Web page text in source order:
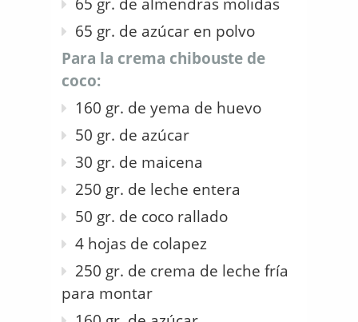
65 gr. de azúcar en polvo
Para la crema chibouste de
coco:
160 gr. de yema de huevo
50 gr. de azúcar
30 gr. de maicena
250 gr. de leche entera
50 gr. de coco rallado
4 hojas de colapez
250 gr. de crema de leche fría
para montar